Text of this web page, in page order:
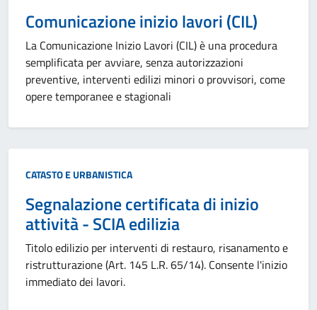
Comunicazione inizio lavori (CIL)
La Comunicazione Inizio Lavori (CIL) è una procedura
semplificata per avviare, senza autorizzazioni
preventive, interventi edilizi minori o provvisori, come
opere temporanee e stagionali
Categoria:
CATASTO E URBANISTICA
Segnalazione certificata di inizio
attività - SCIA edilizia
Titolo edilizio per interventi di restauro, risanamento e
ristrutturazione (Art. 145 L.R. 65/14). Consente l'inizio
immediato dei lavori.